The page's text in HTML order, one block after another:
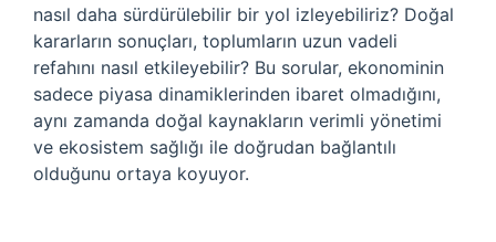
nasıl daha sürdürülebilir bir yol izleyebiliriz? Doğal
kararların sonuçları, toplumların uzun vadeli
refahını nasıl etkileyebilir? Bu sorular, ekonominin
sadece piyasa dinamiklerinden ibaret olmadığını,
aynı zamanda doğal kaynakların verimli yönetimi
ve ekosistem sağlığı ile doğrudan bağlantılı
olduğunu ortaya koyuyor.